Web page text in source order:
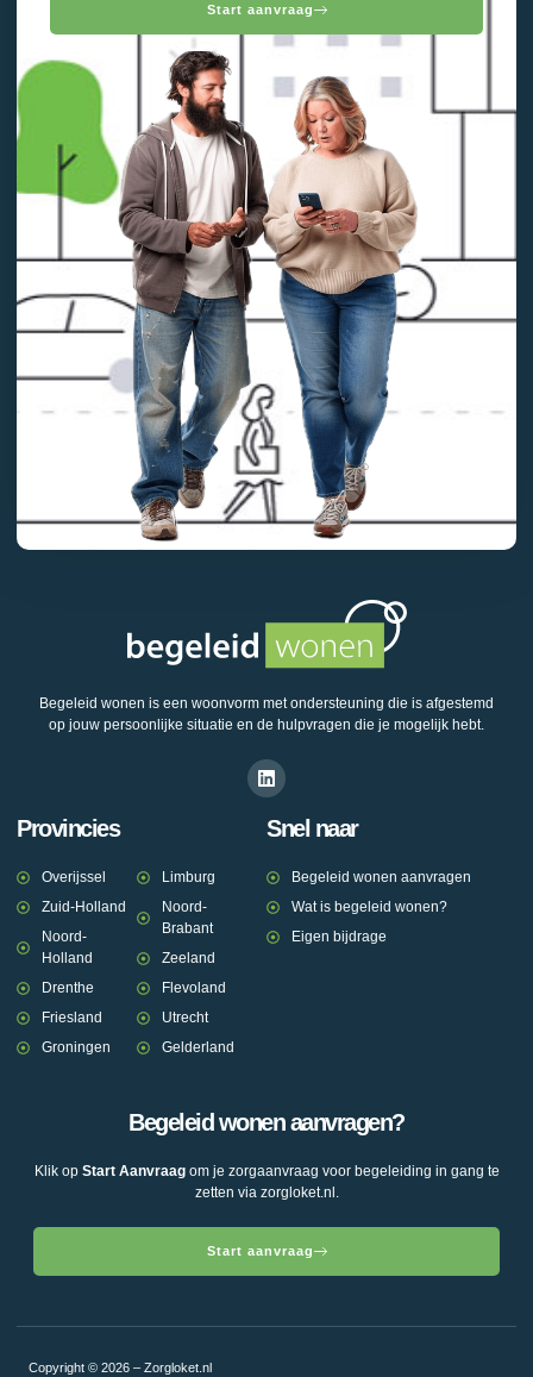
Start aanvraag
Begeleid wonen is een woonvorm met ondersteuning die is afgestemd
op jouw persoonlijke situatie en de hulpvragen die je mogelijk hebt.
Provincies
Overijssel
Zuid-Holland
Noord-
Holland
Drenthe
Friesland
Groningen
Limburg
Noord-
Brabant
Zeeland
Flevoland
Utrecht
Gelderland
Snel naar
Begeleid wonen aanvragen
Wat is begeleid wonen?
Eigen bijdrage
Begeleid wonen aanvragen?
Klik op Start Aanvraagom je zorgaanvraag voor begeleiding in gang te
zetten via zorgloket.nl.
Start aanvraag
Copyright © 2026 – Zorgloket.nl